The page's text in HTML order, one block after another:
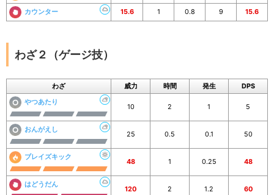
カウンター 15.6 1 0.8 9 15.6
わざ２（ゲージ技）
わざ 威力 時間 発生
DPS
やつあたり
10 2 1 5
おんがえし
25 0.5 0.1 50
ブレイズキック
48 1 0.25 48
はどうだん
120 2 1.2 60